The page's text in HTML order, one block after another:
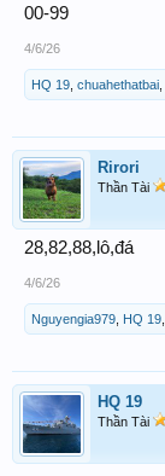
00-99
4/6/26
HQ 19 chuahethatbai
Rirori
Thần Tài
28,82,88,lô,đá
4/6/26
Nguyengia979 HQ 19
HQ 19
Thần Tài